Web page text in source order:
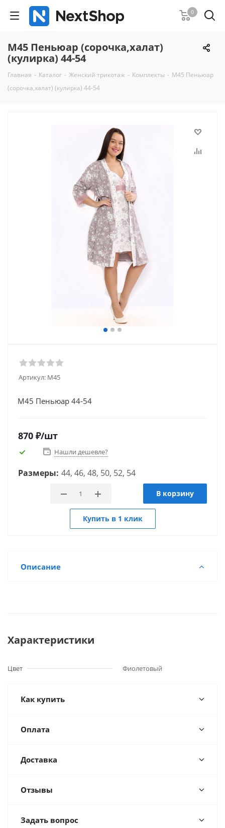
0
М45 Пеньюар (сорочка,халат)
(кулирка) 44-54
Главная - Каталог - Женский трикотаж - Комплекты - М45 Пеньюар
(сорочка,халат) (кулирка) 44-54
Артикул: М45
М45 Пеньюар 44-54
870 ₽/шт
Нашли дешевле?
Размеры: 44, 46, 48, 50, 52, 54
В корзину
Купить в 1 клик
Описание
Характеристики
Цвет Фиолетовый
Как купить
Оплата
Доставка
Отзывы
Задать вопрос